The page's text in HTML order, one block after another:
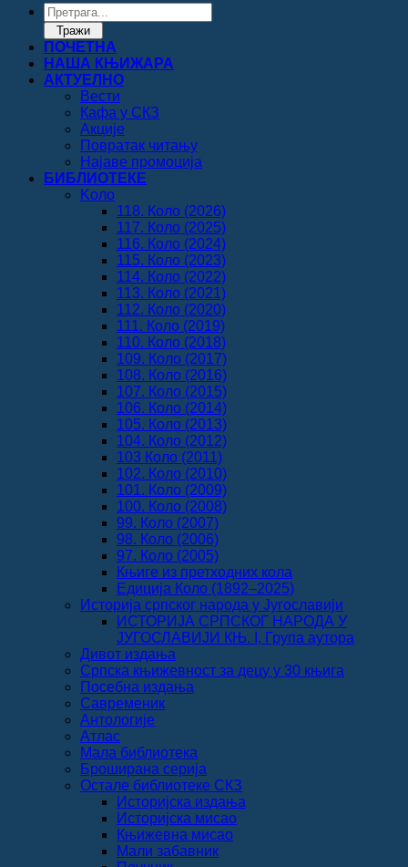
Products
search
Тражи
ПОЧЕТНА
НАША КЊИЖАРА
АКТУЕЛНО
Вести
Кафа у СКЗ
Акције
Повратак читању
Најаве промоција
БИБЛИОТЕКЕ
Koло
118. Коло (2026)
117. Коло (2025)
116. Коло (2024)
115. Коло (2023)
114. Коло (2022)
113. Коло (2021)
112. Коло (2020)
111. Коло (2019)
110. Коло (2018)
109. Коло (2017)
108. Коло (2016)
107. Коло (2015)
106. Коло (2014)
105. Коло (2013)
104. Коло (2012)
103 Коло (2011)
102. Коло (2010)
101. Коло (2009)
100. Коло (2008)
99. Коло (2007)
98. Коло (2006)
97. Коло (2005)
Књиге из претходних кола
Едиција Коло (1892‒2025)
Историја српског народа у Југославији
ИСТОРИЈА СРПСКОГ НАРОДА У
ЈУГОСЛАВИЈИ КЊ. I, Група аутора
Дивот издања
Српска књижевност за децу у 30 књига
Посебна издања
Савременик
Антологије
Атлас
Мала библиотека
Броширана серија
Остале библиотеке СКЗ
Историјска издања
Историјска мисао
Књижевна мисао
Мали забавник